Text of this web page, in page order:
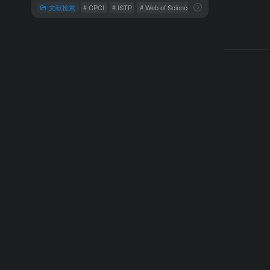
文献检索 # CPCI # ISTP # Web of Science